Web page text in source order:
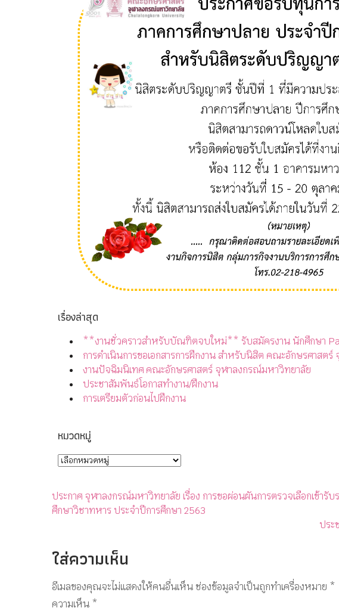
เรื่องล่าสุด
**งานชั่วคราวสำหรับบัณฑิตจบใหม่** รับสมัครงาน นักศึกษา
การดำเนินการขอเอกสารการฝึกงาน สำหรับนิสิต คณะอักษรศาสต
งานปัจฉิมนิเทศ คณะอักษรศาสตร์ จุฬาลงกรณ์มหาวิทยาลัย
ประชาสัมพันธ์โอกาสทำงาน/ฝึกงาน
การเตรียมตัวก่อนไปฝึกงาน
หมวดหมู่
ประกาศ จุฬาลงกรณ์มหาวิทยาลัย เรื่อง การขอผ่อนผันการตรวจเลือกเข้ารั
ศึกษาวิชาทหาร ประจำปีการศึกษา 2563
ประ
ใส่ความเห็น
อีเมลของคุณจะไม่แสดงให้คนอื่นเห็น ช่องข้อมูลจำเป็นถูกทำเครื่องหมาย *
ความเห็น *